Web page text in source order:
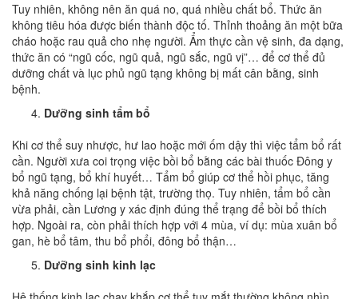
Tuy nhiên, không nên ăn quá no, quá nhiều chất bổ. Thức ăn
không tiêu hóa được biến thành độc tố. Thỉnh thoảng ăn một bữa
cháo hoặc rau quả cho nhẹ người. Ẩm thực cần vệ sinh, đa dạng,
thức ăn có “ngũ cốc, ngũ quả, ngũ sắc, ngũ vị”… để cơ thể đủ
dưỡng chất và lục phủ ngũ tạng không bị mất cân bằng, sinh
bệnh.
Dưỡng sinh tẩm bổ
Khi cơ thể suy nhược, hư lao hoặc mới ốm dậy thì việc tẩm bổ rất
cần. Người xưa coi trọng việc bồi bổ bằng các bài thuốc Đông y
bổ ngũ tạng, bổ khí huyết… Tẩm bổ giúp cơ thể hồi phục, tăng
khả năng chống lại bệnh tật, trường thọ. Tuy nhiên, tẩm bổ cần
vừa phải, cần Lương y xác định đúng thể trạng để bồi bổ thích
hợp. Ngoài ra, còn phải thích hợp với 4 mùa, ví dụ: mùa xuân bổ
gan, hè bổ tâm, thu bổ phổi, đông bổ thận…
Dưỡng sinh kinh lạc